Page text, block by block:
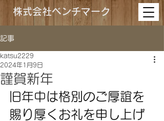
株式会社ベンチマーク
記事
謹賀新年
katsu2229
2024年1月9日
旧年中は格別のご厚誼を
賜り厚くお礼を申し上げ